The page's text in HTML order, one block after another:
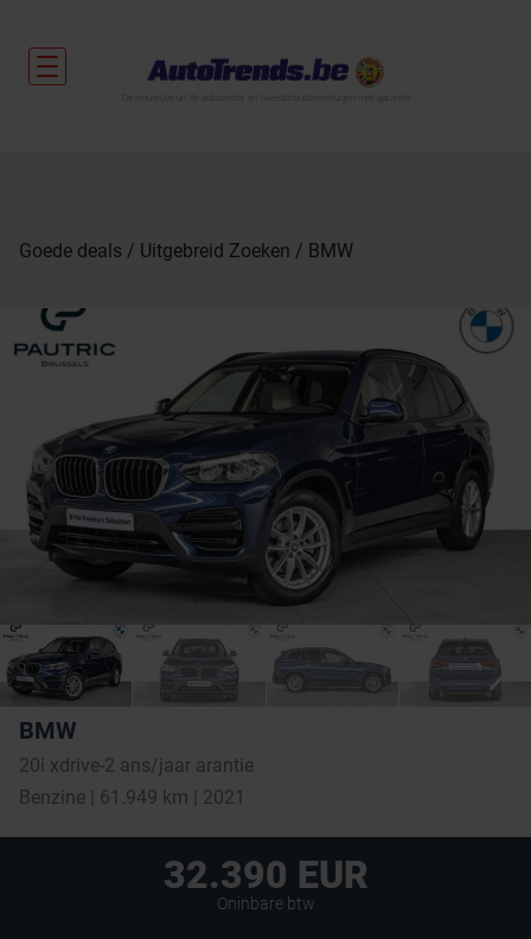
Goede deals Uitgebreid Zoeken BMW
BMW
20i xdrive-2 ans/jaar arantie
Benzine | 61.949 km | 2021
32.390 EUR
Oninbare btw